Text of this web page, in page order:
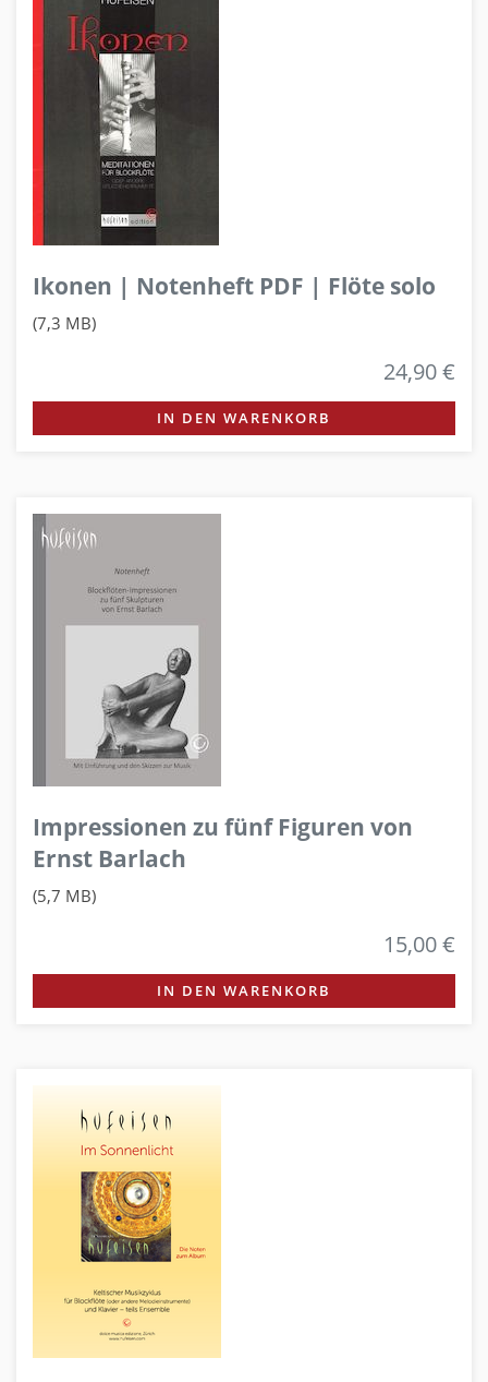
Ikonen | Notenheft PDF | Flöte solo
(7,3 MB)
24,90 €
IN DEN WARENKORB
Impressionen zu fünf Figuren von
Ernst Barlach
(5,7 MB)
15,00 €
IN DEN WARENKORB